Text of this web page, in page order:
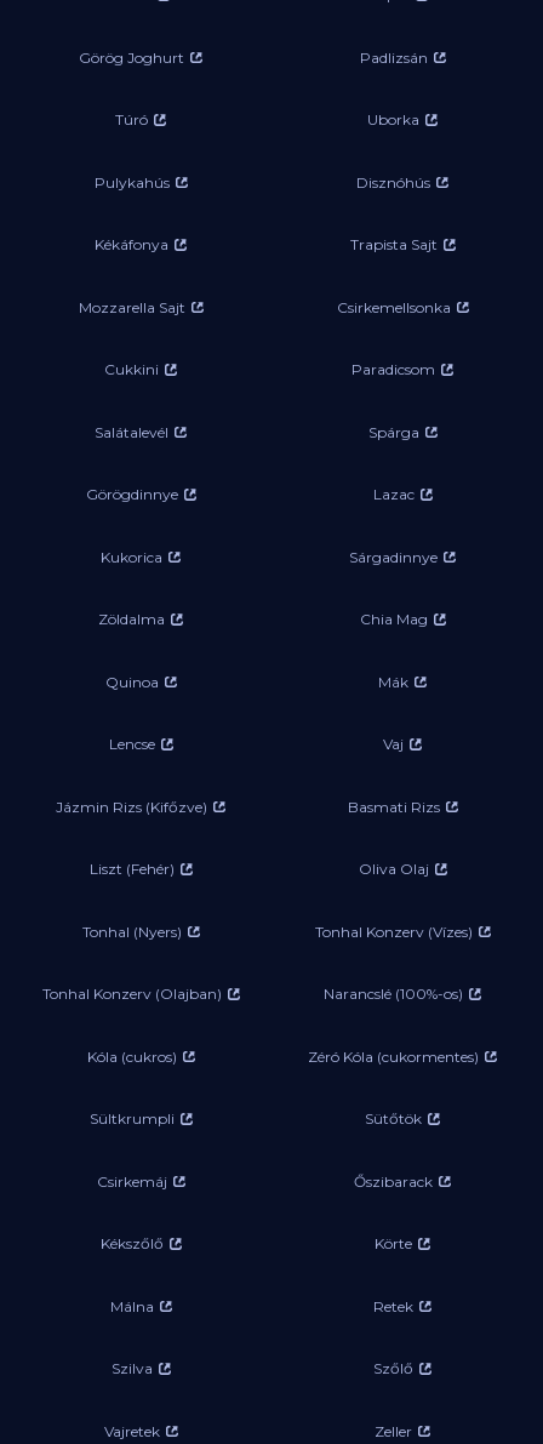
Görög Joghurt Padlizsán
Túró Uborka
Pulykahús Disznóhús
Kékáfonya Trapista Sajt
Mozzarella Sajt Csirkemellsonka
Cukkini Paradicsom
Salátalevél Spárga
Görögdinnye Lazac
Kukorica Sárgadinnye
Zöldalma Chia Mag
Quinoa Mák
Lencse Vaj
Jázmin Rizs (Kifőzve) Basmati Rizs
Liszt (Fehér) Oliva Olaj
Tonhal (Nyers) Tonhal Konzerv (Vízes)
Tonhal Konzerv (Olajban) Narancslé (100%-os)
Kóla (cukros) Zéró Kóla (cukormentes)
Sültkrumpli Sütőtök
Csirkemáj Őszibarack
Kékszőlő Körte
Málna Retek
Szilva Szőlő
Vajretek Zeller